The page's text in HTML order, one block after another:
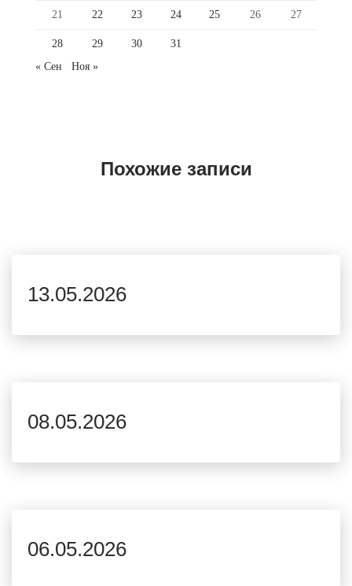
21 22 23 24 25 26 27
28 29 30
31
« Сен
Ноя »
Похожие записи
13.05.2026
08.05.2026
06.05.2026